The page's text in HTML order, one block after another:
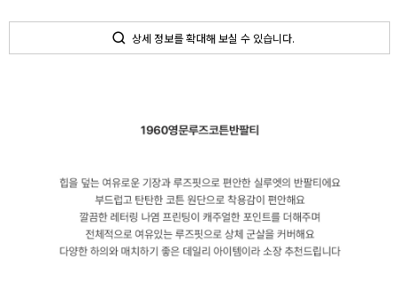
상세 정보를 확대해 보실 수 있습니다.